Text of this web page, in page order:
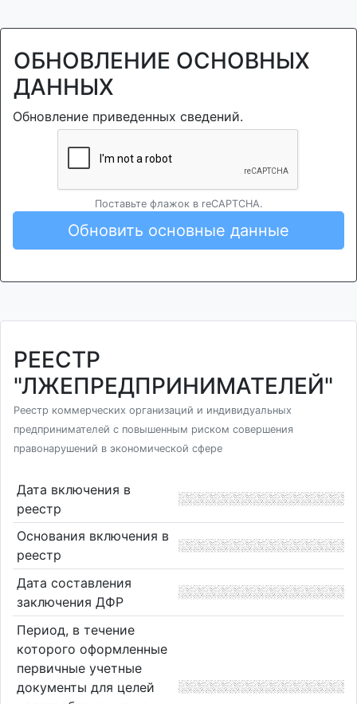
ОБНОВЛЕНИЕ ОСНОВНЫХ
ДАННЫХ
Обновление приведенных сведений.
Поставьте флажок в reCAPTCHA.
Обновить основные данные
РЕЕСТР
"ЛЖЕПРЕДПРИНИМАТЕЛЕЙ"
Реестр коммерческих организаций и индивидуальных
предпринимателей с повышенным риском совершения
правонарушений в экономической сфере
Дата включения в
реестр
Основания включения в
реестр
Дата составления
заключения ДФР
Период, в течение
которого оформленные
первичные учетные
документы для целей